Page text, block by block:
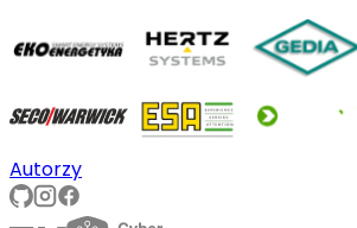
Autorzy